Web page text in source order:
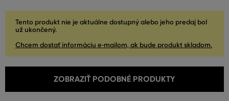
Tento produkt nie je aktuálne dostupný alebo jeho predaj bol
už ukončený.
Chcem dostať informáciu e-mailom, ak bude produkt skladom.
ZOBRAZIŤ PODOBNÉ PRODUKTY